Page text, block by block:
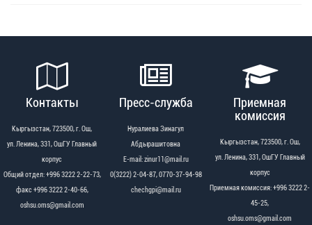
Контакты
Кыргызстан, 723500, г. Ош,
ул. Ленина, 331, ОшГУ Главный
корпус
Общий отдел: +996 3222 2-22-73,
факс +996 3222 2-40-66,
oshsu.oms@gmail.com
Пресс-служба
Нуралиева Зинагул
Абдырашитовна
Е-mail: zinur11@mail.ru
0(3222) 2-04-87, 0770-37-94-98
chechgpi@mail.ru
Приемная
комиссия
Кыргызстан, 723500, г. Ош,
ул. Ленина, 331, ОшГУ Главный
корпус
Приемная комиссия: +996 3222 2-
45-25,
oshsu.oms@gmail.com